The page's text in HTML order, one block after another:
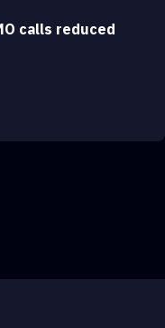
calls reduced